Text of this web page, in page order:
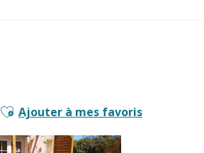
Ajouter aux favoris
Ajouter à mes favoris